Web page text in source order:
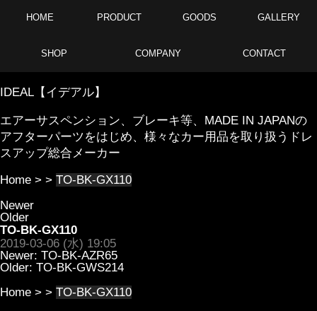
HOME PRODUCT GOODS GALLERY
SHOP COMPANY CONTACT
IDEAL【イデアル】
エアーサスペンション、ブレーキ等、MADE IN JAPANの
アフターパーツをはじめ、様々なカー用品を取り扱うドレ
スアップ総合メーカー
Home > > TO-BK-GX110
Newer
Older
TO-BK-GX110
2019-03-06 (水) 19:05
Newer: TO-BK-AZR65
Older: TO-BK-GWS214
Home > > TO-BK-GX110